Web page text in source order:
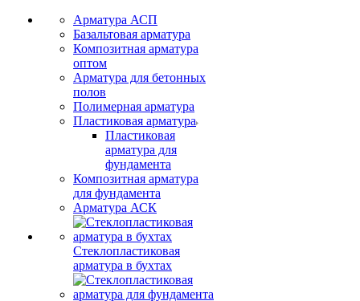
Арматура АСП
Базальтовая арматура
Композитная арматура
оптом
Арматура для бетонных
полов
Полимерная арматура
Пластиковая арматура
Пластиковая
арматура для
фундамента
Композитная арматура
для фундамента
Арматура АСК
Стеклопластиковая
арматура в бухтах